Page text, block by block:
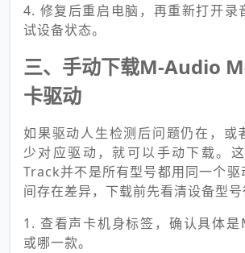
4. 修复后重启电脑，再重新打开录
试设备状态。
三、手动下载M-Audio
卡驱动
如果驱动人生检测后问题仍在，或
少对应驱动，就可以手动下载。
Track并不是所有型号都用同一个驱
间存在差异，下载前先看清设备型号
1. 查看声卡机身标签，确认具体
或哪一款。